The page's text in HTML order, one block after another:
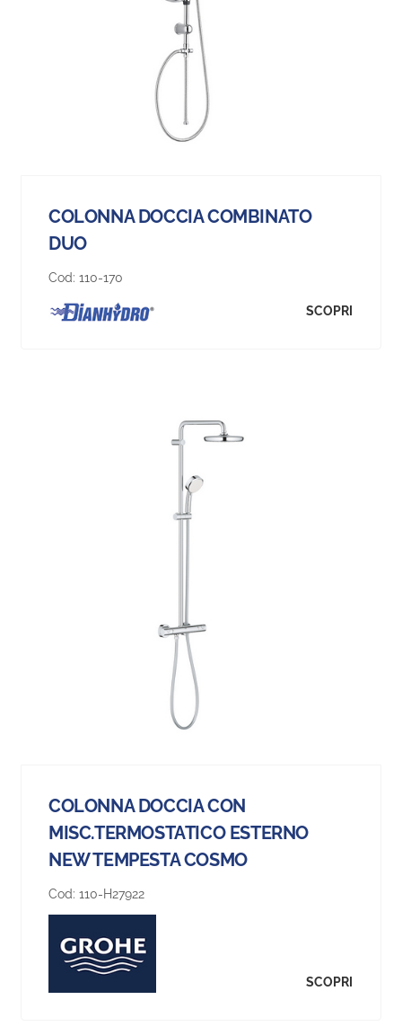
COLONNA DOCCIA COMBINATO
DUO
Cod: 110-170
SCOPRI
COLONNA DOCCIA CON
MISC.TERMOSTATICO ESTERNO
NEW TEMPESTA COSMO
Cod: 110-H27922
SCOPRI